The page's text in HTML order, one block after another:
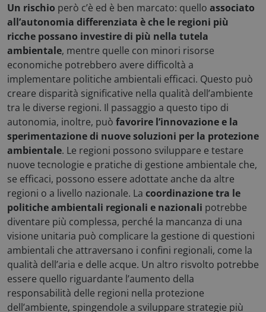
Un rischio però c’è ed è ben marcato: quello associato
all’autonomia differenziata è che le regioni più
ricche possano investire di più nella tutela
ambientale, mentre quelle con minori risorse
economiche potrebbero avere difficoltà a
implementare politiche ambientali efficaci. Questo può
creare disparità significative nella qualità dell’ambiente
tra le diverse regioni. Il passaggio a questo tipo di
autonomia, inoltre, può favorire l’innovazione e la
sperimentazione di nuove soluzioni per la protezione
ambientale. Le regioni possono sviluppare e testare
nuove tecnologie e pratiche di gestione ambientale che,
se efficaci, possono essere adottate anche da altre
regioni o a livello nazionale. La coordinazione tra le
politiche ambientali regionali e nazionali potrebbe
diventare più complessa, perché la mancanza di una
visione unitaria può complicare la gestione di questioni
ambientali che attraversano i confini regionali, come la
qualità dell’aria e delle acque. Un altro risvolto potrebbe
essere quello riguardante l’aumento della
responsabilità delle regioni nella protezione
dell’ambiente, spingendole a sviluppare strategie più
_ga
Google LLC
.consulcesi.it
Google Privacy Policy